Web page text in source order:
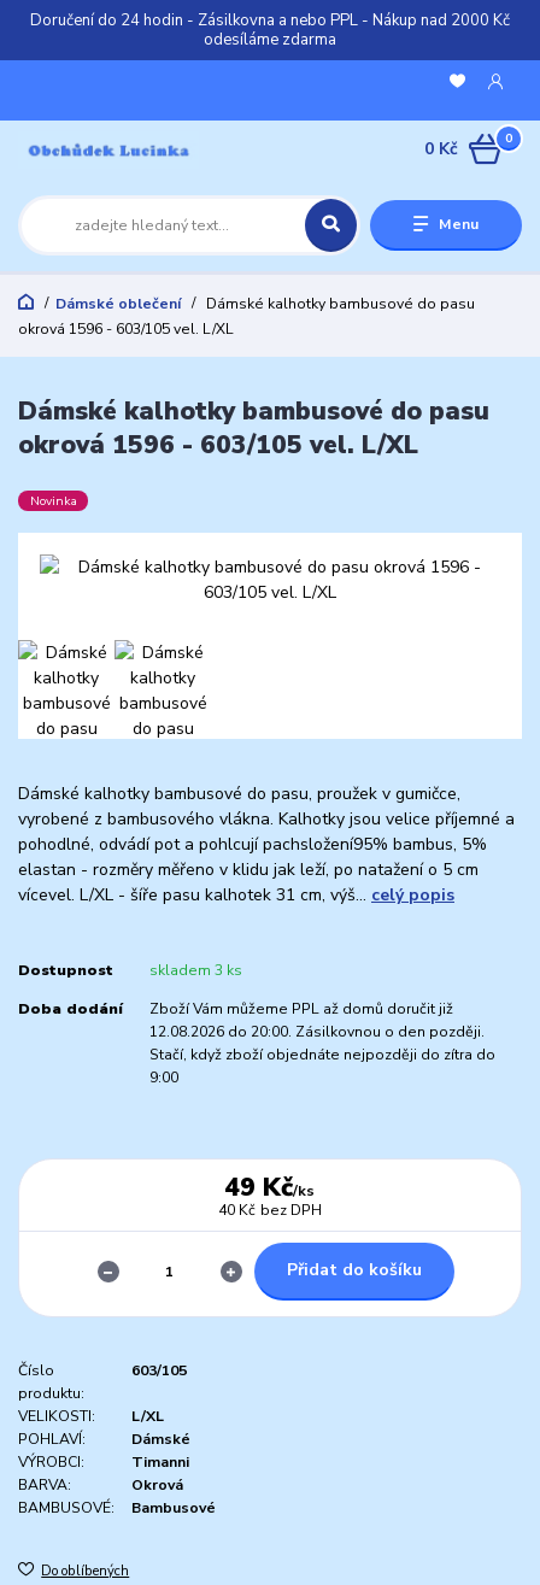
Doručení do 24 hodin - Zásilkovna a nebo PPL - Nákup nad 2000 Kč
odesíláme zdarma
Menu
0
0 Kč
Dámské oblečení
Dámské kalhotky bambusové do pasu
okrová 1596 - 603/105 vel. L/XL
Dámské kalhotky bambusové do pasu
okrová 1596 - 603/105 vel. L/XL
Novinka
Dámské kalhotky bambusové do pasu, proužek v gumičce,
vyrobené z bambusového vlákna. Kalhotky jsou velice příjemné a
pohodlné, odvádí pot a pohlcují pachsložení95% bambus, 5%
elastan - rozměry měřeno v klidu jak leží, po natažení o 5 cm
vícevel. L/XL - šíře pasu kalhotek 31 cm, výš... celý popis
Dostupnost skladem 3 ks
Doba dodání
Zboží Vám můžeme PPL až domů doručit již
12.08.2026 do 20:00. Zásilkovnou o den později.
Stačí, když zboží objednáte nejpozději do zítra do
9:00
49 Kč/ks
40 Kč bez DPH
Přidat do košíku
Číslo
produktu:
603/105
VELIKOSTI:
L/XL
POHLAVÍ:
Dámské
VÝROBCI:
Timanni
BARVA:
Okrová
BAMBUSOVÉ:
Bambusové
Do oblíbených